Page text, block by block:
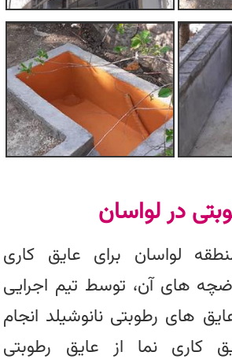
در لواسان
لواسان برای عایق کاری
های آن، توسط تیم اجرایی
های رطوبتی نانوشیلد انجام
کاری نما از عایق رطوبتی